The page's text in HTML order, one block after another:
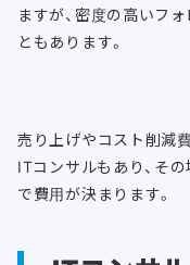
ますが、密度の高いフ
ともあります。
売り上げやコスト削減
ITコンサルもあり、そ
で費用が決まります。